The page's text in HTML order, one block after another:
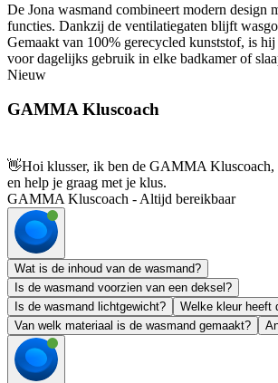
De Jona wasmand combineert modern design
functies. Dankzij de ventilatiegaten blijft
Gemaakt van 100% gerecycled kunststof, is
voor dagelijks gebruik in elke badkamer of
Nieuw
GAMMA Kluscoach
👋Hoi klusser, ik ben de GAMMA Kluscoach,
en help je graag met je klus.
GAMMA Kluscoach - Altijd bereikbaar
Wat is de inhoud van de wasmand?
Is de wasmand voorzien van een deksel?
Is de wasmand lichtgewicht?
Welke kleur heeft
Van welk materiaal is de wasmand gemaakt?